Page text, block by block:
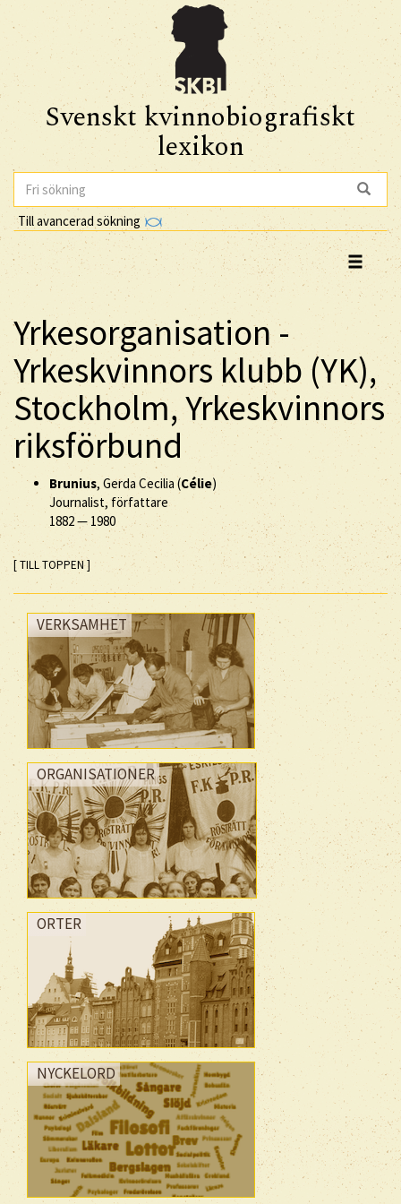
Svenskt kvinnobiografiskt
lexikon
Till avancerad sökning
Yrkesorganisation -
Yrkeskvinnors klubb (YK),
Stockholm, Yrkeskvinnors
riksförbund
Brunius, Gerda Cecilia (Célie)
Journalist, författare
1882— 1980
[ TILL TOPPEN ]
VERKSAMHET
ORGANISATIONER
ORTER
NYCKELORD